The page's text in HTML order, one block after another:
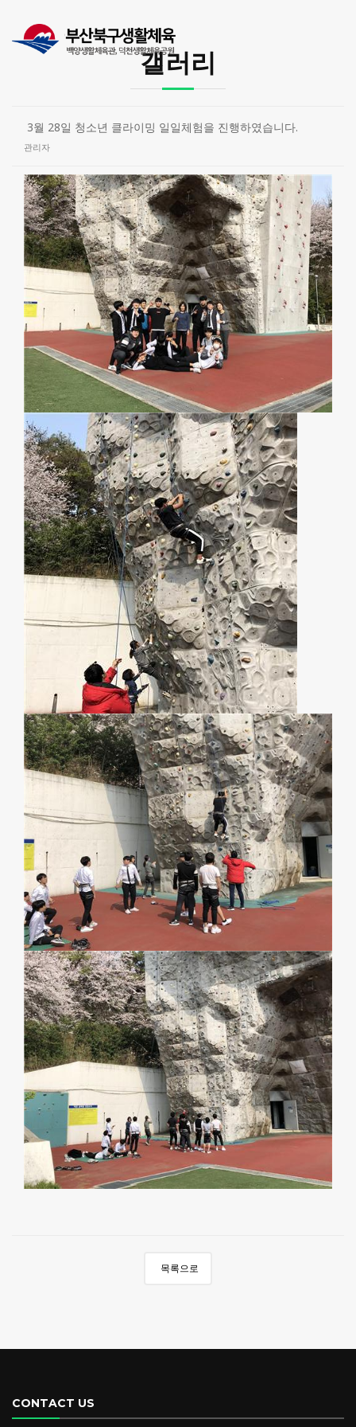
갤러리
3월 28일 청소년 클라이밍 일일체험을 진행하였습니다.
관리자
목록으로
CONTACT US